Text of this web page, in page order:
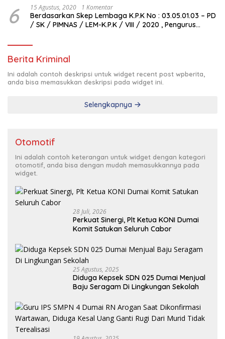
6 15 Agustus, 2020 1 Komentar
Berdasarkan Skep Lembaga K.P.K No : 03.05.01.03 – PD
/ SK / PIMNAS / LEM-K.P.K / VIII / 2020 , Pengurus
Berita Kriminal
Ini adalah contoh deskripsi untuk widget recent post wpberita,
anda bisa memasukkan deskripsi pada widget ini.
Selengkapnya
Otomotif
Ini adalah contoh keterangan untuk widget dengan kategori
otomotif, anda bisa dengan mudah memasukkannya pada
widget.
28 Juli, 2026
Perkuat Sinergi, Plt Ketua KONI Dumai
Komit Satukan Seluruh Cabor
25 Agustus, 2025
Diduga Kepsek SDN 025 Dumai Menjual
Baju Seragam Di Lingkungan Sekolah